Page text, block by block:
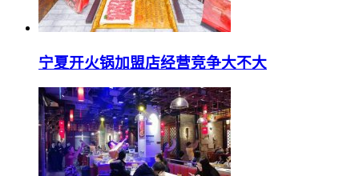
宁夏开火锅加盟店经营竞争大不大